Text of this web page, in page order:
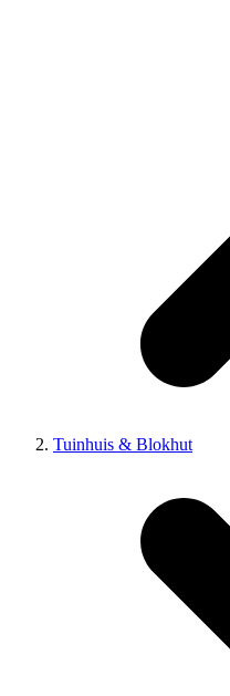
Tuinhuis & Blokhut